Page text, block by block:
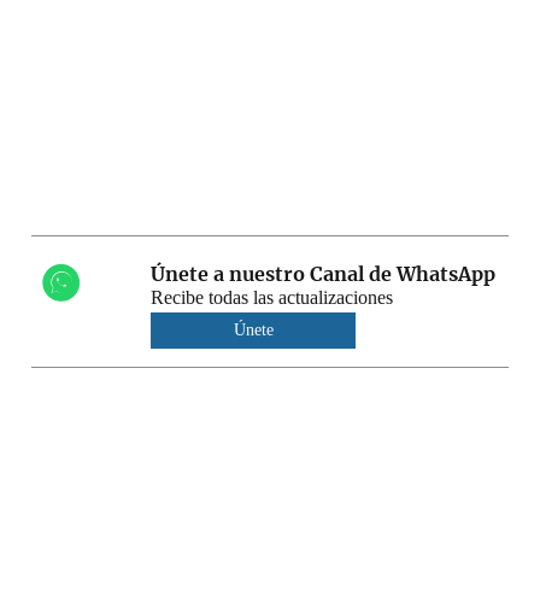
Únete a nuestro Canal de WhatsApp
Recibe todas las actualizaciones
Únete